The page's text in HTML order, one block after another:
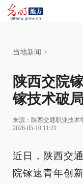
当地新闻 >
陕西交院
镓技术破
来源： 陕西交通职业技术
2026-05-10 11:21
近日，陕西交
院镓速青年创